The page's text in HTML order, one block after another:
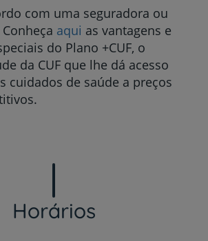
com uma seguradora ou
aqui as vantagens e
do Plano +CUF, o
da CUF que lhe dá acesso
cuidados de saúde a preços
Horários